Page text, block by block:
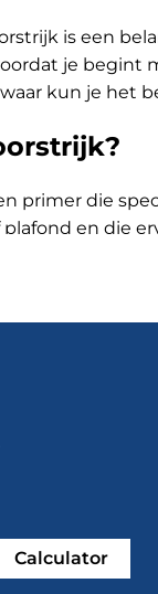
is een
je begint
kun je het
primer die
plafond en die
Calculator